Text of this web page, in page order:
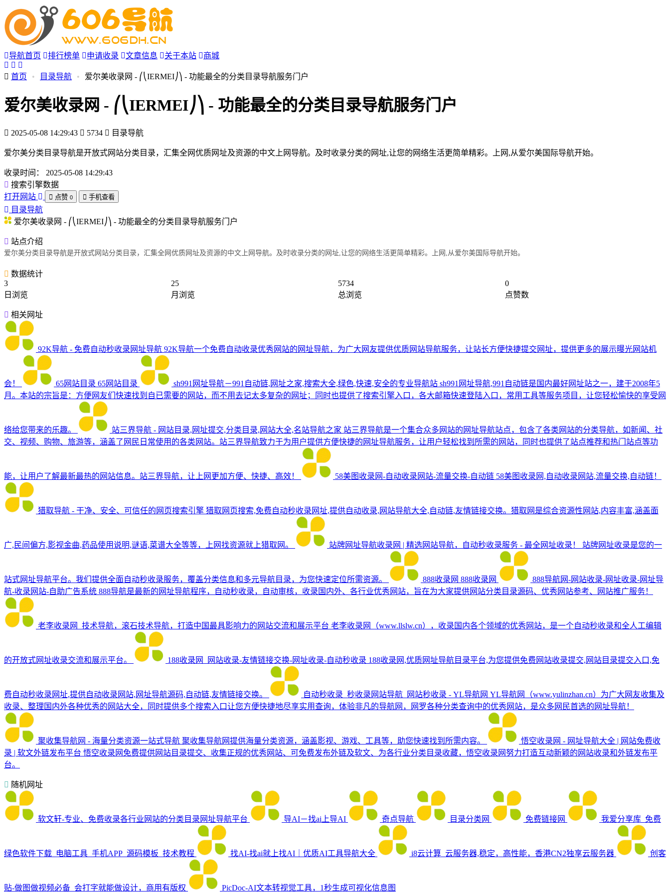
导航首页 排行榜单 申请收录 文章信息 关于本站 商城
首页 • 目录导航 • 爱尔美收录网 - ⎛⎝IERMEI⎠⎞ - 功能最全的分类目录导航服务门户
爱尔美收录网 - ⎛⎝IERMEI⎠⎞ - 功能最全的分类目录导航服务门户
2025-05-08 14:29:43 5734 目录导航
爱尔美分类目录导航是开放式网站分类目录，汇集全网优质网址及资源的中文上网导航。及时收录分类的网址,让您的网络生活更简单精彩。上网,从爱尔美国际导航开始。
收录时间：
2025-05-08 14:29:43
搜索引擎数据
打开网站
点赞 0 手机查看
目录导航
爱尔美收录网 - ⎛⎝IERMEI⎠⎞ - 功能最全的分类目录导航服务门户
站点介绍
爱尔美分类目录导航是开放式网站分类目录，汇集全网优质网址及资源的中文上网导航。及时收录分类的网址,让您的网络生活更简单精彩。上网,从爱尔美国际导航开始。
数据统计
3
日浏览
25
月浏览
5734
总浏览
0
点赞数
相关网址
92K导航 - 免费自动秒收录网址导航 92K导航一个免费自动收录优秀网站的网址导航，为广大网友提供优质网站导航服务，让站长方便快捷提交网址，提供更多的展示曝光网站机
会！ 65网站目录 65网站目录 sh991网址导航－991自动链,网址之家,搜索大全,绿色,快速,安全的专业导航站 sh991网址导航,991自动链是国内最好网址站之一，建于2008年5
月。本站的宗旨是：方便网友们快速找到自已需要的网站，而不用去记太多复杂的网址；同时也提供了搜索引擎入口，各大邮箱快速登陆入口，常用工具等服务项目，让您轻松愉快的享受网
络给您带来的乐趣。 站三界导航 - 网站目录,网址提交,分类目录,网站大全,名站导航之家 站三界导航是一个集合众多网站的网址导航站点，包含了各类网站的分类导航，如新闻、社
交、视频、购物、旅游等，涵盖了网民日常使用的各类网站。站三界导航致力于为用户提供方便快捷的网址导航服务，让用户轻松找到所需的网站，同时也提供了站点推荐和热门站点等功
能，让用户了解最新最热的网站信息。站三界导航，让上网更加方便、快捷、高效！ 58美图收录网-自动收录网站-流量交换-自动链 58美图收录网,自动收录网站,流量交换,自动链！
猎取导航 - 干净、安全、可信任的网页搜索引擎 猎取网页搜索,免费自动秒收录网址,提供自动收录,网站导航大全,自动链,友情链接交换。猎取网是综合资源性网站,内容丰富,涵盖面
广,民间偏方,影视金曲,药品使用说明,谜语,菜谱大全等等，上网找资源就上猎取网。 站牌网址导航收录网 | 精选网站导航，自动秒收录服务 - 最全网址收录！ 站牌网址收录是您的一
站式网址导航平台。我们提供全面自动秒收录服务，覆盖分类信息和多元导航目录，为您快速定位所需资源。 888收录网 888收录网
888导航网-网站收录-网址收录-网址导
航-收录网站-自助广告系统 888导航是最新的网址导航程序，自动秒收录，自动审核，收录国内外、各行业优秀网站，旨在为大家提供网站分类目录源码、优秀网站参考、网站推广服务！
老李收录网_技术导航，滚石技术导航，打造中国最具影响力的网站交流和展示平台 老李收录网（www.llslw.cn），收录国内各个领域的优秀网站，是一个自动秒收录和全人工编辑
的开放式网址收录交流和展示平台。 188收录网_网站收录-友情链接交换-网址收录-自动秒收录 188收录网,优质网址导航目录平台,为您提供免费网站收录提交,网站目录提交入口,免
费自动秒收录网址,提供自动收录网站,网址导航源码,自动链,友情链接交换。 自动秒收录_秒收录网站导航_网站秒收录 - YL导航网 YL导航网（www.yulinzhan.cn）为广大网友收集及
收录、整理国内外各种优秀的网站大全，同时提供多个搜索入口让您方便快捷地尽享实用查询，体验非凡的导航网，网罗各种分类查询中的优秀网站，是众多网民首选的网址导航！
聚收集导航网 - 海量分类资源一站式导航 聚收集导航网提供海量分类资源，涵盖影视、游戏、工具等，助您快速找到所需内容。
悟空收录网 - 网址导航大全 | 网站免费收
录 | 软文外链发布平台 悟空收录网免费提供网站目录提交、收集正规的优秀网站、可免费发布外链及软文、为各行业分类目录收藏，悟空收录网努力打造互动新颖的网站收录和外链发布平
台。
随机网址
软文轩-专业、免费收录各行业网站的分类目录网址导航平台 导AI－找ai上导AI 奇点导航 目录分类网 免费链接网 我爱分享库_免费
绿色软件下载_电脑工具_手机APP_源码模板_技术教程 找AI-找ai就上找AI｜优质AI工具导航大全 i8云计算_云服务器,稳定，高性能，香港CN2独享云服务器 创客
贴-做图做视频必备_会打字就能做设计，商用有版权 PicDoc-AI文本转视觉工具，1秒生成可视化信息图